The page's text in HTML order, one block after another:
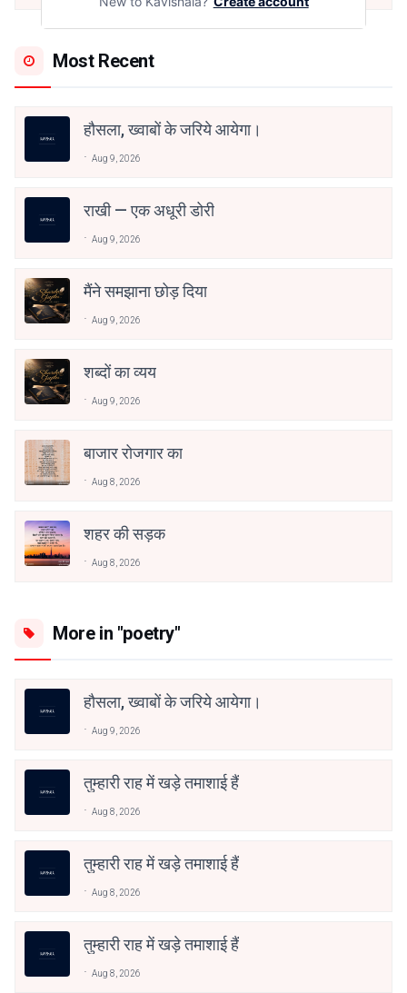
Most Recent
हौसला, ख्वाबों के जरिये आयेगा।
Aug 9, 2026
राखी — एक अधूरी डोरी
Aug 9, 2026
मैंने समझाना छोड़ दिया
Aug 9, 2026
शब्दों का व्यय
Aug 9, 2026
बाजार रोजगार का
Aug 8, 2026
शहर की सड़क
Aug 8, 2026
More in "poetry"
हौसला, ख्वाबों के जरिये आयेगा।
Aug 9, 2026
तुम्हारी राह में खड़े तमाशाई हैं
Aug 8, 2026
तुम्हारी राह में खड़े तमाशाई हैं
Aug 8, 2026
तुम्हारी राह में खड़े तमाशाई हैं
Aug 8, 2026